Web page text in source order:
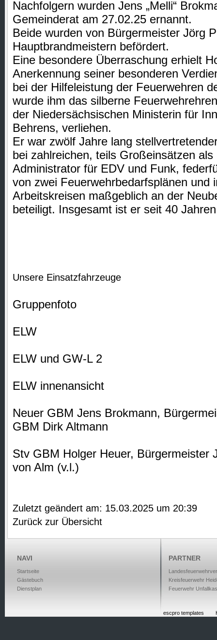
Nachfolgern wurden Jens „Melli“
Gemeinderat am 27.02.25 ernannt.
Beide wurden von Bürgermeister Jörg
Hauptbrandmeistern befördert.
Eine besondere Überraschung erhielt
Anerkennung seiner besonderen
bei der Hilfeleistung der Feuerwehren
wurde ihm das silberne
der Niedersächsischen Ministerin für
Behrens, verliehen.
Er war zwölf Jahre lang
bei zahlreichen, teils Großeinsätzen
Administrator für EDV und Funk,
von zwei Feuerwehrbedarfsplänen und
Arbeitskreisen maßgeblich an der
beteiligt. Insgesamt ist er seit 40
Unsere Einsatzfahrzeuge
Gruppenfoto
ELW
ELW und GW-L 2
ELW innenansicht
Neuer GBM Jens Brokmann,
GBM Dirk Altmann
Stv GBM Holger Heuer, Bürgermeister
von Alm (v.l.)
Zuletzt geändert am: 15.03.2025 um 20:39
Zurück zur Übersicht
NAVI
Startseite
Gästebuch
Dienstplan
PARTNER
Kreisfeuerwehr
Feuerwehr
escpro templates